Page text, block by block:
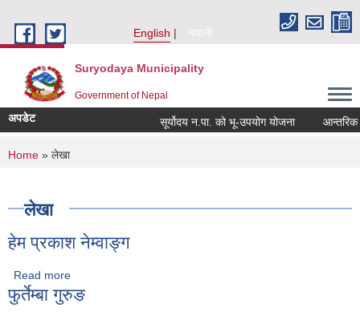
English
नेपाली
Suryodaya Municipality
Government of Nepal
अपडेट सूर्योदय न.पा. को भू-उपयोग योजना आन्तरिक
You are here
Home » लेखा
लेखा
हेम प्रकाश नेम्वाङ्ग
Read more
फुर्तेम्बा गुरुङ